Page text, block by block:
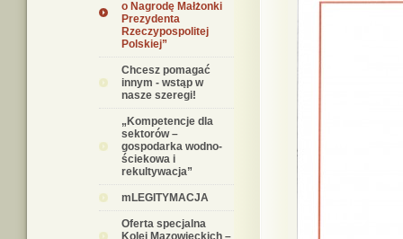
o Nagrodę Małżonki
Prezydenta
Rzeczypospolitej
Polskiej”
Chcesz pomagać
innym - wstąp w
nasze szeregi!
„Kompetencje dla
sektorów –
gospodarka wodno-
ściekowa i
rekultywacja”
mLEGITYMACJA
Oferta specjalna
Kolei Mazowieckich –